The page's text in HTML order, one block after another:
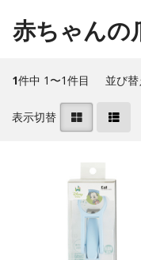
キッチン用品
メンズケア用品
身だしなみ用品
裁縫・ソーイング用品
キッチン用品
メンズケア用品
身だしなみ用品
裁縫・ソーイング用品
赤ちゃんの
1件中 1〜1件目 並び替
表示切替